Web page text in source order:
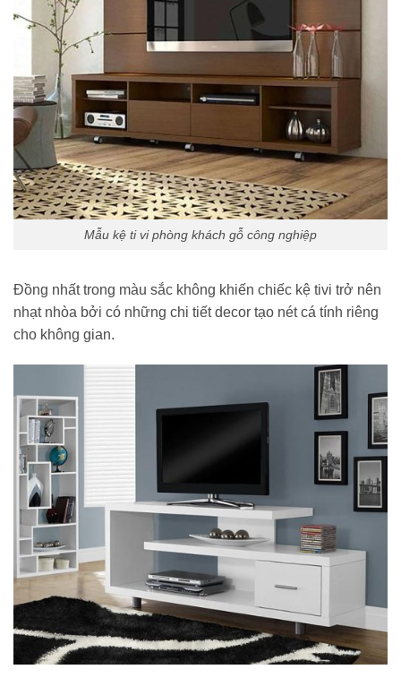
Mẫu kệ ti vi phòng khách gỗ công nghiệp
Đồng nhất trong màu sắc không khiến chiếc kệ tivi trở nên
nhạt nhòa bởi có những chi tiết decor tạo nét cá tính riêng
cho không gian.